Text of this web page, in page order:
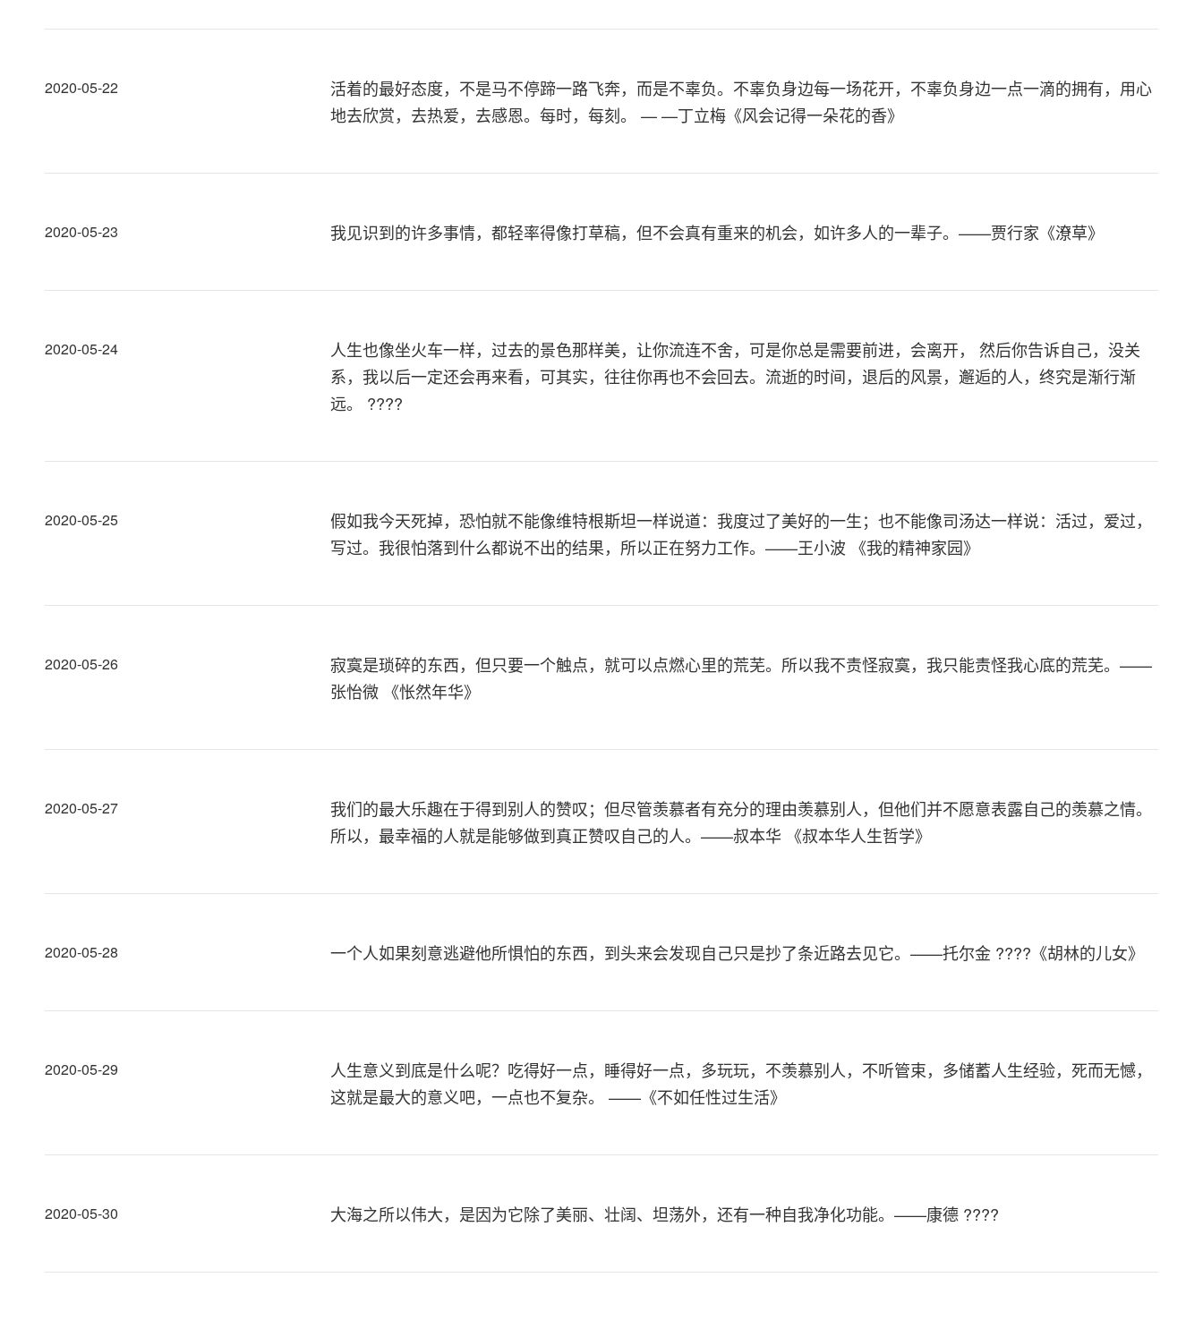
2020-05-22
活着的最好态度，不是马不停蹄一路飞奔，而是不辜负。不辜负身边每一场花开，不辜负身边一点一滴的拥有，用心
地去欣赏，去热爱，去感恩。每时，每刻。 — —丁立梅《风会记得一朵花的香》
2020-05-23 我见识到的许多事情，都轻率得像打草稿，但不会真有重来的机会，如许多人的一辈子。——贾行家《潦草》
2020-05-24
人生也像坐火车一样，过去的景色那样美，让你流连不舍，可是你总是需要前进，会离开， 然后你告诉自己，没关
系，我以后一定还会再来看，可其实，往往你再也不会回去。流逝的时间，退后的风景，邂逅的人，终究是渐行渐
远。 ????
2020-05-25
假如我今天死掉，恐怕就不能像维特根斯坦一样说道：我度过了美好的一生；也不能像司汤达一样说：活过，爱过，
写过。我很怕落到什么都说不出的结果，所以正在努力工作。——王小波 《我的精神家园》
2020-05-26
寂寞是琐碎的东西，但只要一个触点，就可以点燃心里的荒芜。所以我不责怪寂寞，我只能责怪我心底的荒芜。——
张怡微 《怅然年华》
2020-05-27
我们的最大乐趣在于得到别人的赞叹；但尽管羡慕者有充分的理由羡慕别人，但他们并不愿意表露自己的羡慕之情。
所以，最幸福的人就是能够做到真正赞叹自己的人。——叔本华 《叔本华人生哲学》
2020-05-28 一个人如果刻意逃避他所惧怕的东西，到头来会发现自己只是抄了条近路去见它。——托尔金 ????《胡林的儿女》
2020-05-29
人生意义到底是什么呢？吃得好一点，睡得好一点，多玩玩，不羡慕别人，不听管束，多储蓄人生经验，死而无憾，
这就是最大的意义吧，一点也不复杂。 ——《不如任性过生活》
2020-05-30 大海之所以伟大，是因为它除了美丽、壮阔、坦荡外，还有一种自我净化功能。——康德 ????